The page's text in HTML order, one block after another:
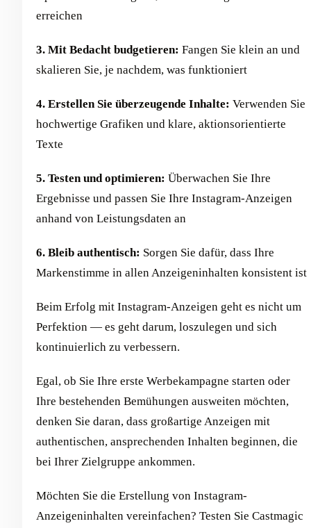
erreichen
3. Mit Bedacht budgetieren: Fangen Sie klein an und
skalieren Sie, je nachdem, was funktioniert
4. Erstellen Sie überzeugende Inhalte: Verwenden Sie
hochwertige Grafiken und klare, aktionsorientierte
Texte
5. Testen und optimieren: Überwachen Sie Ihre
Ergebnisse und passen Sie Ihre Instagram-Anzeigen
anhand von Leistungsdaten an
6. Bleib authentisch: Sorgen Sie dafür, dass Ihre
Markenstimme in allen Anzeigeninhalten konsistent ist
Beim Erfolg mit Instagram-Anzeigen geht es nicht um
Perfektion — es geht darum, loszulegen und sich
kontinuierlich zu verbessern.
Egal, ob Sie Ihre erste Werbekampagne starten oder
Ihre bestehenden Bemühungen ausweiten möchten,
denken Sie daran, dass großartige Anzeigen mit
authentischen, ansprechenden Inhalten beginnen, die
bei Ihrer Zielgruppe ankommen.
Möchten Sie die Erstellung von Instagram-
Anzeigeninhalten vereinfachen? Testen Sie Castmagic